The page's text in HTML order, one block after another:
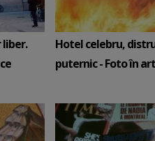
Hotel celebru,
puternic - Foto în